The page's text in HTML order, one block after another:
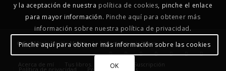
© Eva María Martín Martín - La historia en mis libros
Acerca de mí Tus libros… mis libros Suscripción
Política de privacidad Política de cookies
y la aceptación de nuestra política de cookies, pinche el enlace
para mayor información. Pinche aquí para obtener más
información sobre nuestra política de privacidad.
Pinche aquí para obtener más información sobre las cookies
OK